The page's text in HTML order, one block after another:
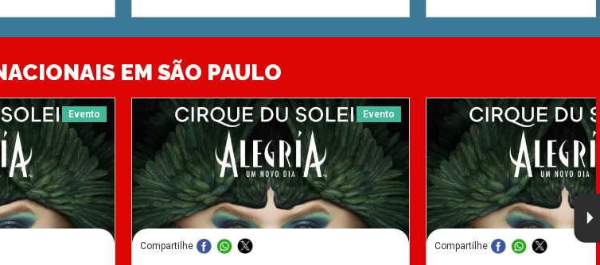
EM SÃO PAULO
Evento Evento
Compartilhe Compartilhe